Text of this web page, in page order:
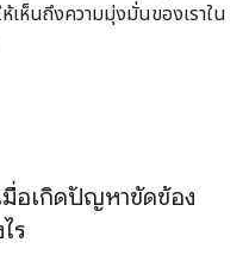
เห็นถึงความมุ่งมั่นของเราใน
มื่อเกิดปัญหาขัดข้อง
ร